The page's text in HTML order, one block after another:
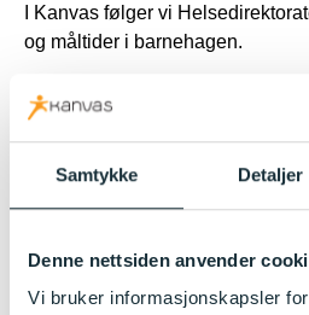
Samtykke Detaljer
Denne nettsiden anvender
Vi bruker informasjonskapsler
I Kanvas følger vi
og måltider i barnehagen.
Les mer om mat og måltider i
her:Sunn mat i barnehagen –
Jutul har egen
pasta, bulgur, ris, poteter og
purreløk, fennikel, gresskarr,